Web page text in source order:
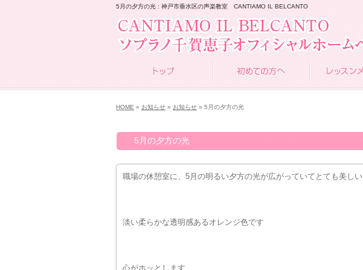
5月の夕方の光 : 神戸市垂水区の声楽教室 CANTIAMO IL BELCANTO
HOME » お知らせ » お知らせ » 5月の夕方の光
5月の夕方の光
職場の休憩室に、5月の明るい夕方の光が広がっていてとても美しい
淡い柔らかな透明感あるオレンジ色です
心がホッとします